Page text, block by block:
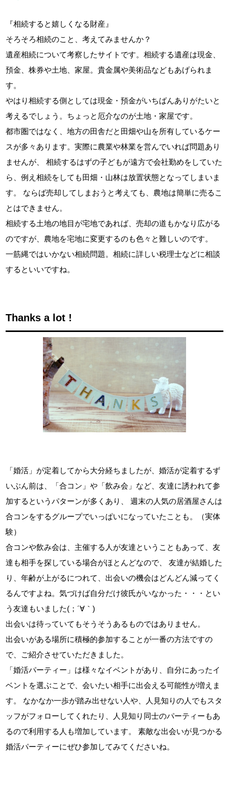
『相続すると嬉しくなる財産』
そろそろ相続のこと、考えてみませんか？
遺産相続について考察したサイトです。相続する遺産は現金、
預金、株券や土地、家屋。貴金属や美術品などもあげられま
す。
やはり相続する側としては現金・預金がいちばんありがたいと
考えるでしょう。ちょっと厄介なのが土地・家屋です。
都市圏ではなく、地方の田舎だと田畑や山を所有しているケー
スが多々あります。実際に農業や林業を営んでいれば問題あり
ませんが、 相続するはずの子どもが遠方で会社勤めをしていた
ら、例え相続をしても田畑・山林は放置状態となってしまいま
す。 ならば売却してしまおうと考えても、農地は簡単に売るこ
とはできません。
相続する土地の地目が宅地であれば、売却の道もかなり広がる
のですが、農地を宅地に変更するのも色々と難しいのです。
一筋縄ではいかない相続問題。相続に詳しい税理士などに相談
するといいですね。
Thanks a lot !
「婚活」が定着してから大分経ちましたが、婚活が定着するず
いぶん前は、「合コン」や「飲み会」など、友達に誘われて参
加するというパターンが多くあり、 週末の人気の居酒屋さんは
合コンをするグループでいっぱいになっていたことも。（実体
験）
合コンや飲み会は、主催する人が友達ということもあって、友
達も相手を探している場合がほとんどなので、 友達が結婚した
り、年齢が上がるにつれて、出会いの機会はどんどん減ってく
るんですよね。気づけば自分だけ彼氏がいなかった・・・とい
う友達もいました(；´∀｀)
出会いは待っていてもそうそうあるものではありません。
出会いがある場所に積極的参加することが一番の方法ですの
で、ご紹介させていただきました。
「婚活パーティー」は様々なイベントがあり、自分にあったイ
ベントを選ぶことで、会いたい相手に出会える可能性が増えま
す。 なかなか一歩が踏み出せない人や、人見知りの人でもスタ
ッフがフォローしてくれたり、人見知り同士のパーティーもあ
るので利用する人も増加しています。 素敵な出会いが見つかる
婚活パーティーにぜひ参加してみてくださいね。